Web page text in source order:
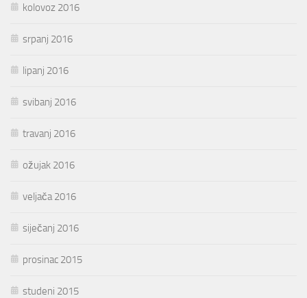
kolovoz 2016
srpanj 2016
lipanj 2016
svibanj 2016
travanj 2016
ožujak 2016
veljača 2016
siječanj 2016
prosinac 2015
studeni 2015